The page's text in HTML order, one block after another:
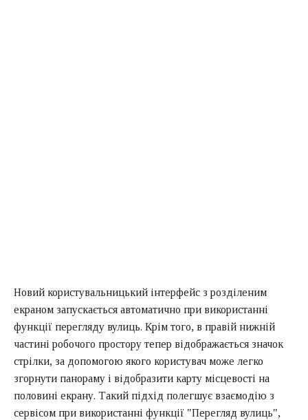
Новий користувальницький інтерфейс з розділеним
екраном запускається автоматично при використанні
функції перегляду вулиць. Крім того, в правій нижній
частині робочого простору тепер відображається значок
стрілки, за допомогою якого користувач може легко
згорнути панораму і відобразити карту місцевості на
половині екрану. Такий підхід полегшує взаємодію з
сервісом при використанні функції "Перегляд вулиць",